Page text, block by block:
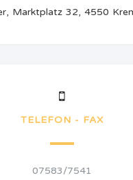
Marktplatz 32, 4550
TELEFON - FAX
07583/7541